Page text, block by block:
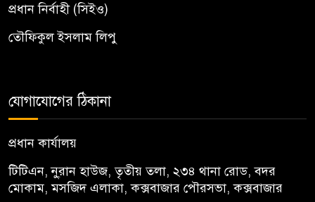
প্রধান নির্বাহী (সিইও)
তৌফিকুল ইসলাম লিপু
যোগাযোগের ঠিকানা
প্রধান কার্যালয়
টিটিএন, নু্রান হাউজ, তৃতীয় তলা, ২৩৪ থানা রোড, বদর
মোকাম, মসজিদ এলাকা, কক্সবাজার পৌরসভা, কক্সবাজার